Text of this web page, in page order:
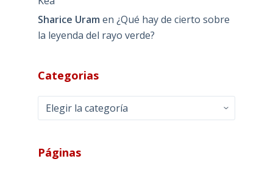
Sharice Uram en ¿Qué hay de cierto sobre
la leyenda del rayo verde?
Categorias
Categorias
Páginas